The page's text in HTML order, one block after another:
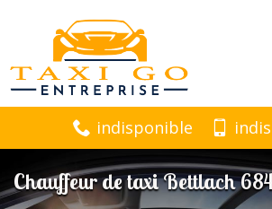
indisponible
Chauffeur de taxi Bettlach